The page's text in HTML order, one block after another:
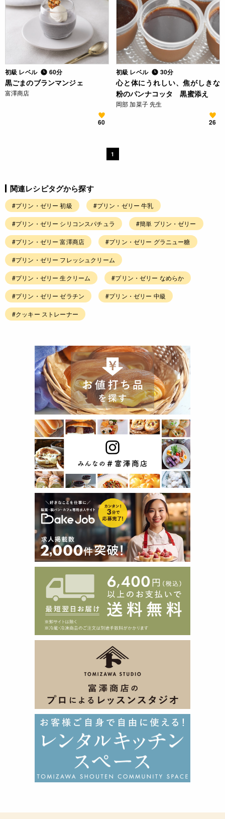
初級 レベル 60分
黒ごまのブランマンジェ
富澤商店
60
初級 レベル 30分
心と体にうれしい、焦がしきな
粉のパンナコッタ 黒蜜添え
岡部 加菜子 先生
26
1
関連レシピタグから探す
#プリン・ゼリー 初級 #プリン・ゼリー 牛乳
#プリン・ゼリー シリコンスパチュラ #簡単 プリン・ゼリー
#プリン・ゼリー 富澤商店 #プリン・ゼリー グラニュー糖
#プリン・ゼリー フレッシュクリーム
#プリン・ゼリー 生クリーム #プリン・ゼリー なめらか
#プリン・ゼリー ゼラチン #プリン・ゼリー 中級
#クッキー ストレーナー